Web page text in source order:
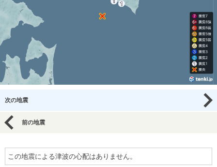
次の地震
前の地震
この地震による津波の心配はありません。